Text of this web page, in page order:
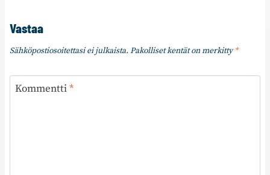
Vastaa
Sähköpostiosoitettasi ei julkaista. Pakolliset kentät on merkitty*
Kommentti*